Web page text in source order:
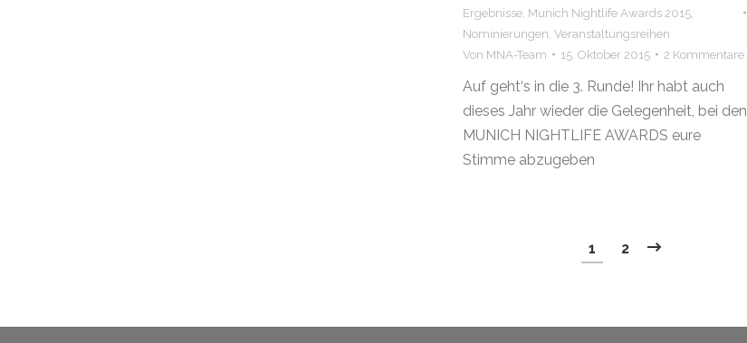
Ergebnisse Munich Nightlife Awards 2015
Nominierungen Veranstaltungsreihen
Von MNA-Team 15. Oktober 2015 2 Kommentare
Auf geht‘s in die 3. Runde! Ihr habt auch
dieses Jahr wieder die Gelegenheit, bei den
MUNICH NIGHTLIFE AWARDS eure
Stimme abzugeben
1 2